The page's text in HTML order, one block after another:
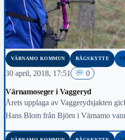
VÄRNAMO KOMMUN BÅGSKYTTE
30 april, 2018, 17:51 0
Värnamoseger i Vaggeryd
Årets upplaga av Vaggerydsjakten
Hans Blom från Björn i Värnamo